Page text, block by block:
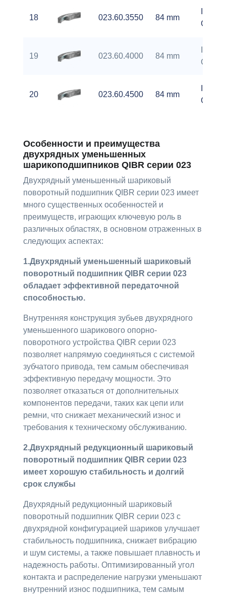
18 023.60.3550 84 mm
Gear
19 023.60.4000 84 mm
Gear
20 023.60.4500 84 mm
Gear
Особенности и преимущества
двухрядных уменьшенных
шарикоподшипников QIBR серии 023
Двухрядный уменьшенный шариковый
поворотный подшипник QIBR серии 023 имеет
много существенных особенностей и
преимуществ, играющих ключевую роль в
различных областях, в основном отраженных в
следующих аспектах:
1.Двухрядный уменьшенный шариковый
поворотный подшипник QIBR серии 023
обладает эффективной передаточной
способностью.
Внутренняя конструкция зубьев двухрядного
уменьшенного шарикового опорно-
поворотного устройства QIBR серии 023
позволяет напрямую соединяться с системой
зубчатого привода, тем самым обеспечивая
эффективную передачу мощности. Это
позволяет отказаться от дополнительных
компонентов передачи, таких как цепи или
ремни, что снижает механический износ и
требования к техническому обслуживанию.
2.Двухрядный редукционный шариковый
поворотный подшипник QIBR серии 023
имеет хорошую стабильность и долгий
срок службы
Двухрядный редукционный шариковый
поворотный подшипник QIBR серии 023 с
двухрядной конфигурацией шариков улучшает
стабильность подшипника, снижает вибрацию
и шум системы, а также повышает плавность и
надежность работы. Оптимизированный угол
контакта и распределение нагрузки уменьшают
внутренний износ подшипника, тем самым